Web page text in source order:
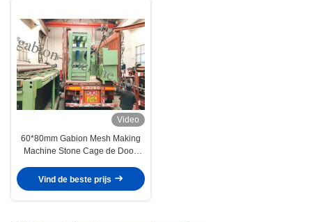
Video
60*80mm Gabion Mesh Making
Machine Stone Cage de Doos
Vind de beste prijs